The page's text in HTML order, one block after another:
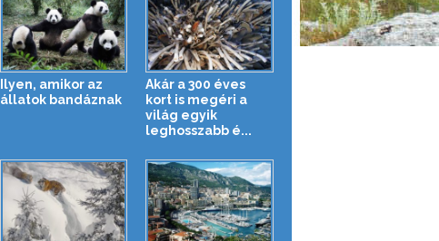
Ilyen, amikor az
állatok bandáznak
Akár a 300 éves
kort is megéri a
világ egyik
leghosszabb é...